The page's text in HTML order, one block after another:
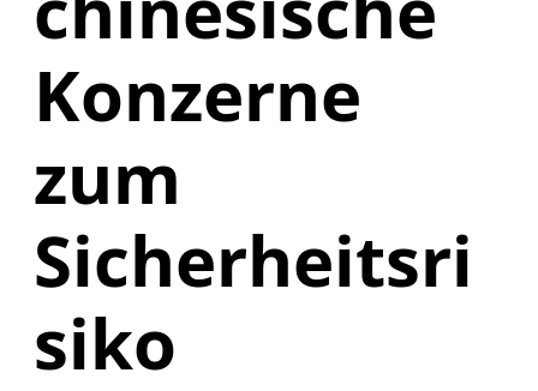
Konzerne
zum
Sicherheitsri
siko